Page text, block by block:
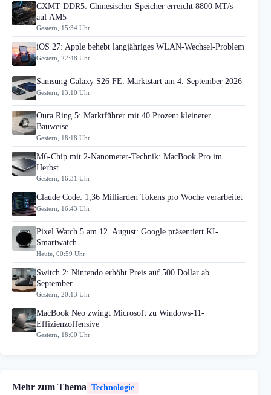
CXMT DDR5: Chinesischer Speicher erreicht 8800 MT/s
auf AM5
Gestern, 15:34 Uhr
iOS 27: Apple behebt langjähriges WLAN-Wechsel-Problem
Gestern, 22:48 Uhr
Samsung Galaxy S26 FE: Marktstart am 4. September 2026
Gestern, 13:10 Uhr
Oura Ring 5: Marktführer mit 40 Prozent kleinerer
Bauweise
Gestern, 18:18 Uhr
M6-Chip mit 2-Nanometer-Technik: MacBook Pro im
Herbst
Gestern, 16:31 Uhr
Claude Code: 1,36 Milliarden Tokens pro Woche verarbeitet
Gestern, 16:43 Uhr
Pixel Watch 5 am 12. August: Google präsentiert KI-
Smartwatch
Heute, 00:59 Uhr
Switch 2: Nintendo erhöht Preis auf 500 Dollar ab
September
Gestern, 20:13 Uhr
MacBook Neo zwingt Microsoft zu Windows-11-
Effizienzoffensive
Gestern, 18:00 Uhr
Mehr zum Thema Technologie